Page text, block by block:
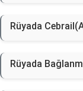
Rüyada
Rüyada